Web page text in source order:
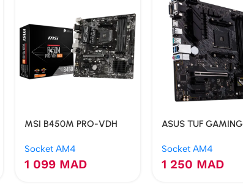
MSI B450M PRO-VDH
Socket AM4
1 099 MAD
ASUS TUF GAMING
Socket AM4
1 250 MAD